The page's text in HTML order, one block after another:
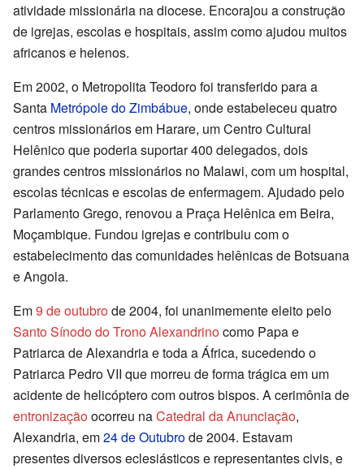
atividade missionária na diocese. Encorajou a construção
de igrejas, escolas e hospitais, assim como ajudou muitos
africanos e helenos.
Em 2002, o Metropolita Teodoro foi transferido para a
Santa Metrópole do Zimbábue, onde estabeleceu quatro
centros missionários em Harare, um Centro Cultural
Helênico que poderia suportar 400 delegados, dois
grandes centros missionários no Malawi, com um hospital,
escolas técnicas e escolas de enfermagem. Ajudado pelo
Parlamento Grego, renovou a Praça Helênica em Beira,
Moçambique. Fundou igrejas e contribuiu com o
estabelecimento das comunidades helênicas de Botsuana
e Angola.
Em9 de outubrode 2004, foi unanimemente eleito pelo
Santo Sínodo do Trono Alexandrinocomo Papa e
Patriarca de Alexandria e toda a África, sucedendo o
Patriarca Pedro VII que morreu de forma trágica em um
acidente de helicóptero com outros bispos. A cerimônia de
entronizaçãoocorreu naCatedral da Anunciação,
Alexandria, em24 de Outubrode 2004. Estavam
presentes diversos eclesiásticos e representantes civis, e